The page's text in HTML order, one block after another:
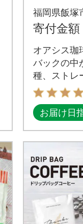
ー】ド
0種セッ
福岡県飯塚
寄付金額
オアシス珈
バックの中
種、ストレ
をセットに
お届け日